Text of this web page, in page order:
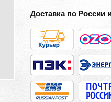
Доставка по России